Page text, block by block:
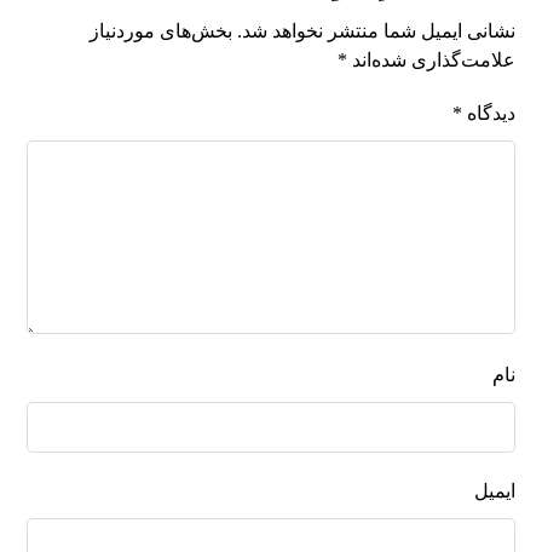
نشانی ایمیل شما منتشر نخواهد شد. بخش‌های موردنیاز
علامت‌گذاری شده‌اند *
دیدگاه *
نام
ایمیل